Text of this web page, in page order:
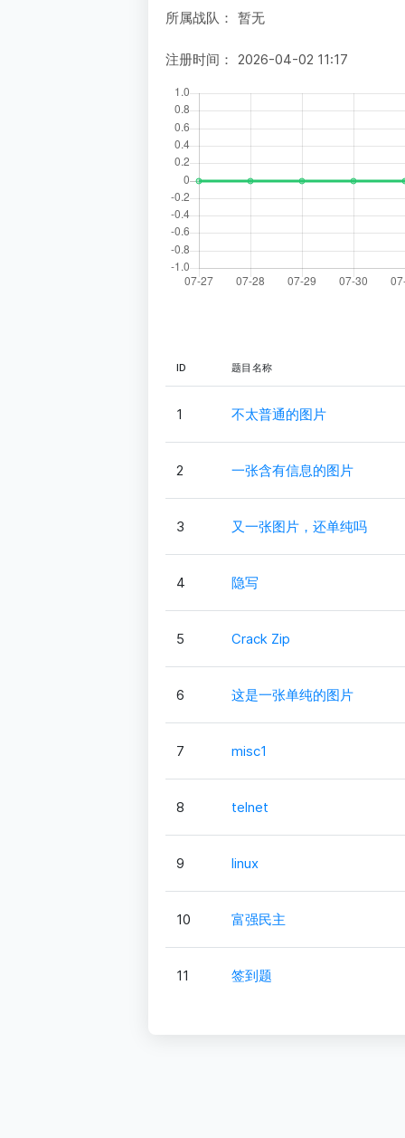
所属战队： 暂无
注册时间： 2026-04-02 11:17
ID 题目名称
1 不太普通的图片
2 一张含有信息的图片
3 又一张图片，还单纯吗
4 隐写
5 Crack Zip
6 这是一张单纯的图片
7 misc1
8 telnet
9 linux
10 富强民主
11 签到题